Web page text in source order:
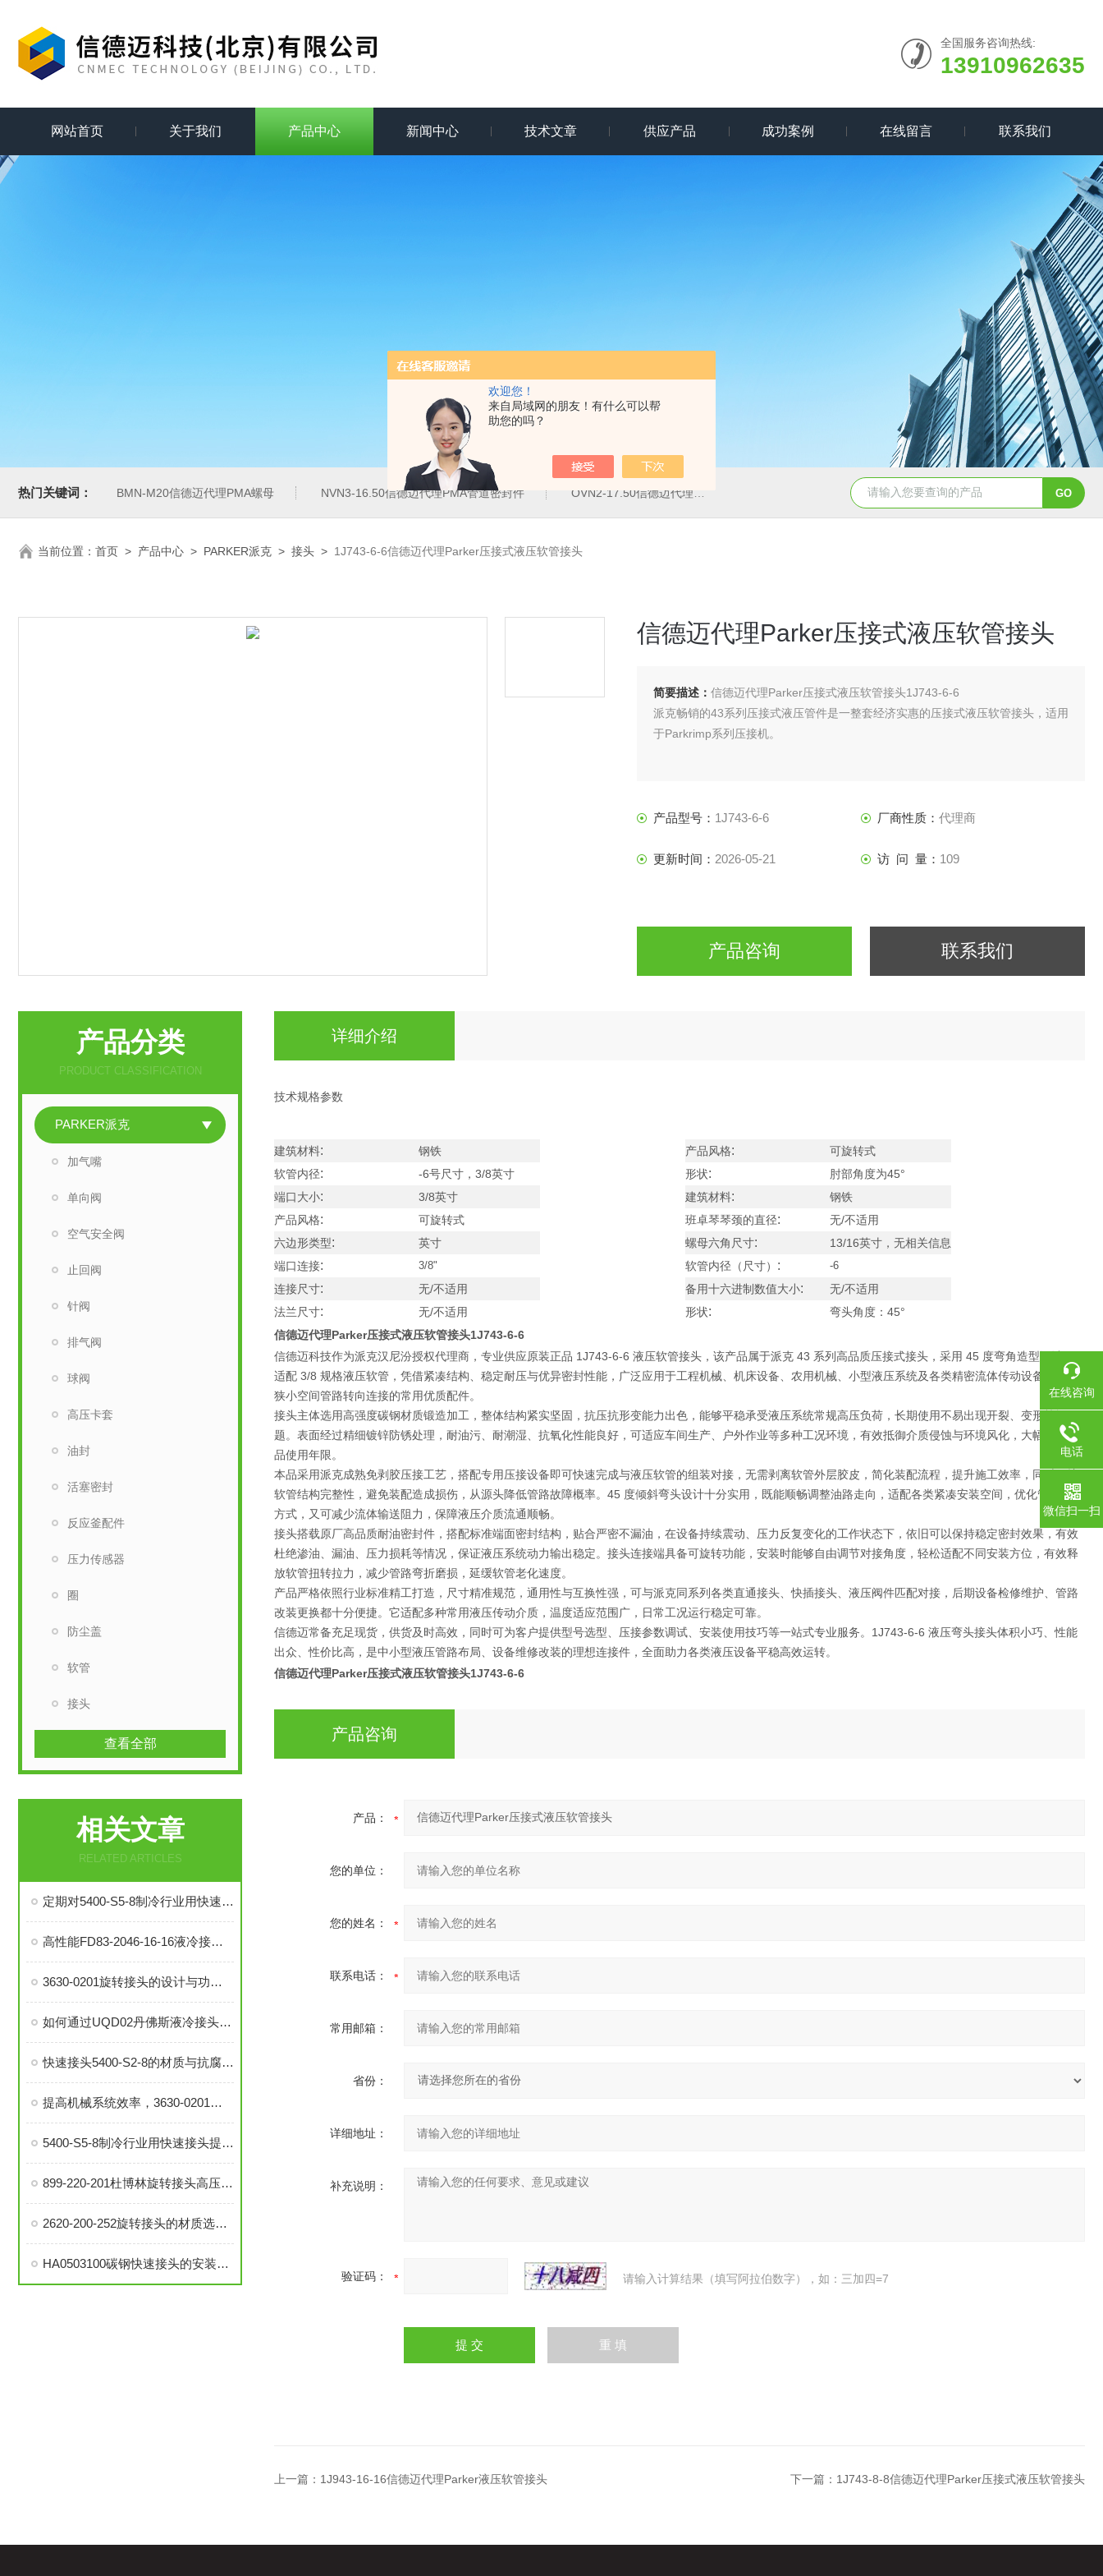
欢迎您！
来自局域网的朋友！有什么可以帮
助您的吗？
全国服务咨询热线:
13910962635
网站首页 关于我们 产品中心 新闻中心 技术文章 供应产品 成功案例 在线留言 联系我们
热门关键词： BMN-M20信德迈代理PMA螺母 NVN3-16.50信德迈代理PMA管道密封件 OVN2-17.50信德迈代理PMA导管夹 5347信德迈代理Parker 45度绝缘防水接头 5353信
当前位置： 首页 > 产品中心 > PARKER派克 > 接头 > 1J743-6-6信德迈代理Parker压接式液压软管接头
信德迈代理Parker压接式液压软管接头
简要描述： 信德迈代理Parker压接式液压软管接头1J743-6-6
派克畅销的43系列压接式液压管件是一整套经济实惠的压接式液压软管接头，适用
于Parkrimp系列压接机。
产品型号： 1J743-6-6 厂商性质： 代理商
更新时间： 2026-05-21 访 问 量： 109
产品咨询 联系我们
产品分类
PRODUCT CLASSIFICATION
PARKER派克
加气嘴
单向阀
空气安全阀
止回阀
针阀
排气阀
球阀
高压卡套
油封
活塞密封
反应釜配件
压力传感器
圈
防尘盖
软管
接头
查看全部
相关文章
RELATED ARTICLES
定期对5400-S5-8制冷行业用快速接头进行泄漏检测的必要性与操作方法
高性能FD83-2046-16-16液冷接头：理想的热管理配件
3630-0201旋转接头的设计与功能解析
如何通过UQD02丹佛斯液冷接头提升冷却系统的耐用性？
快速接头5400-S2-8的材质与抗腐蚀性探讨
提高机械系统效率，3630-0201旋转接头的优势分析
5400-S5-8制冷行业用快速接头提升系统稳定性与操作便捷性
899-220-201杜博林旋转接头高压液压接头的安装、调试与维护技巧
2620-200-252旋转接头的材质选择与耐用性分析
HA0503100碳钢快速接头的安装与维护指南
详细介绍
技术规格参数
建筑材料:
钢铁
软管内径:
-6号尺寸，3/8英寸
端口大小:
3/8英寸
产品风格:
可旋转式
六边形类型:
英寸
端口连接: 3/8"
连接尺寸:
无/不适用
法兰尺寸: 无/不适用
产品风格:
可旋转式
形状:
肘部角度为45°
建筑材料:
钢铁
班卓琴琴颈的直径:
无/不适用
螺母六角尺寸:
13/16英寸，无相关信息
软管内径（尺寸） : -6
备用十六进制数值大小:
无/不适用
形状:
弯头角度：45°
信德迈代理Parker压接式液压软管接头1J743-6-6
信德迈科技作为派克汉尼汾授权代理商，专业供应原装正品 1J743-6-6 液压软管接头，该产品属于派克 43 系列高品质压接式接头，采用 45 度弯角造型设计，
适配 3/8 规格液压软管，凭借紧凑结构、稳定耐压与优异密封性能，广泛应用于工程机械、机床设备、农用机械、小型液压系统及各类精密流体传动设备中，是
狭小空间管路转向连接的常用优质配件。
接头主体选用高强度碳钢材质锻造加工，整体结构紧实坚固，抗压抗形变能力出色，能够平稳承受液压系统常规高压负荷，长期使用不易出现开裂、变形等问
题。表面经过精细镀锌防锈处理，耐油污、耐潮湿、抗氧化性能良好，可适应车间生产、户外作业等多种工况环境，有效抵御介质侵蚀与环境风化，大幅延长产
品使用年限。
本品采用派克成熟免剥胶压接工艺，搭配专用压接设备即可快速完成与液压软管的组装对接，无需剥离软管外层胶皮，简化装配流程，提升施工效率，同时保护
软管结构完整性，避免装配造成损伤，从源头降低管路故障概率。45 度倾斜弯头设计十分实用，既能顺畅调整油路走向，适配各类紧凑安装空间，优化管路排布
方式，又可减少流体输送阻力，保障液压介质流通顺畅。
接头搭载原厂高品质耐油密封件，搭配标准端面密封结构，贴合严密不漏油，在设备持续震动、压力反复变化的工作状态下，依旧可以保持稳定密封效果，有效
杜绝渗油、漏油、压力损耗等情况，保证液压系统动力输出稳定。接头连接端具备可旋转功能，安装时能够自由调节对接角度，轻松适配不同安装方位，有效释
放软管扭转拉力，减少管路弯折磨损，延缓软管老化速度。
产品严格依照行业标准精工打造，尺寸精准规范，通用性与互换性强，可与派克同系列各类直通接头、快插接头、液压阀件匹配对接，后期设备检修维护、管路
改装更换都十分便捷。它适配多种常用液压传动介质，温度适应范围广，日常工况运行稳定可靠。
信德迈常备充足现货，供货及时高效，同时可为客户提供型号选型、压接参数调试、安装使用技巧等一站式专业服务。1J743-6-6 液压弯头接头体积小巧、性能
出众、性价比高，是中小型液压管路布局、设备维修改装的理想连接件，全面助力各类液压设备平稳高效运转。
信德迈代理Parker压接式液压软管接头1J743-6-6
产品咨询
产品：
您的单位：
您的姓名：
联系电话：
常用邮箱：
省份：
详细地址：
补充说明：
验证码： 请输入计算结果（填写阿拉伯数字），如：三加四=7
上一篇： 1J943-16-16信德迈代理Parker液压软管接头 下一篇： 1J743-8-8信德迈代理Parker压接式液压软管接头
在线咨询
电话
微信扫一扫